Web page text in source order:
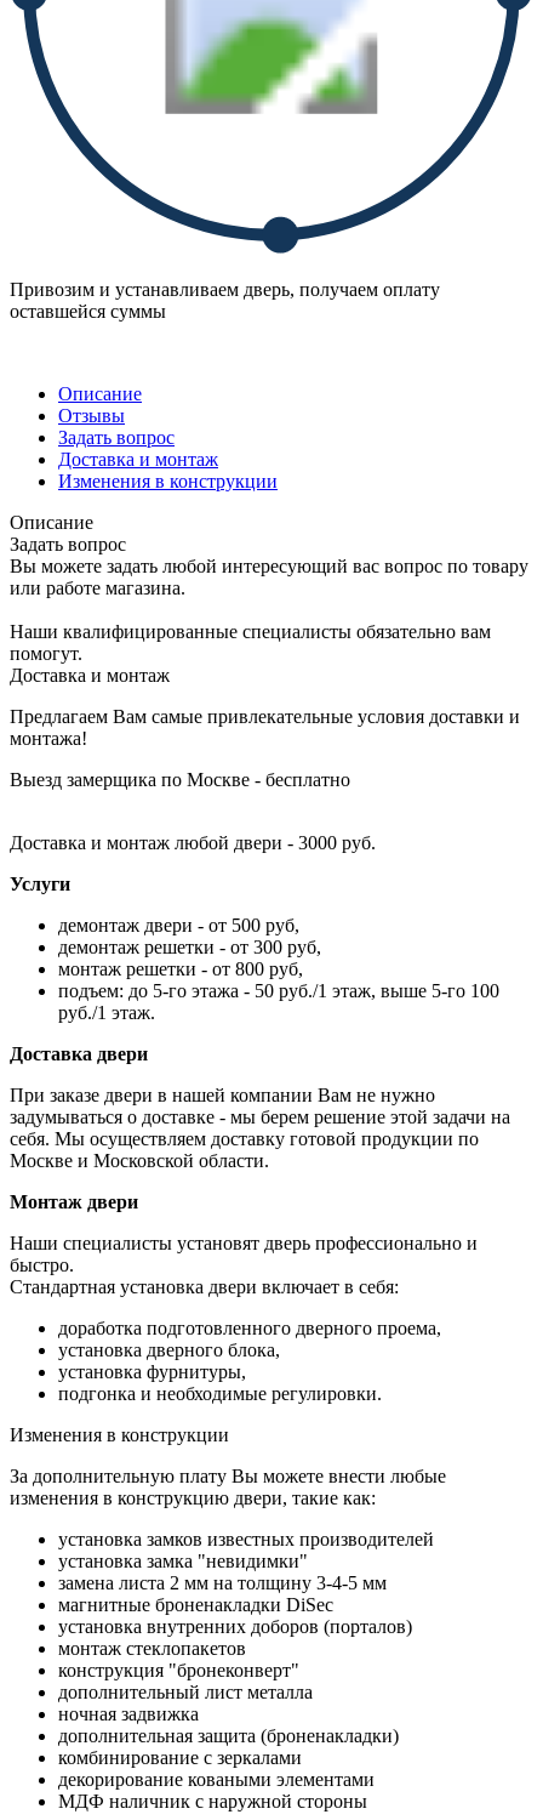
Привозим и устанавливаем дверь, получаем оплату
оставшейся суммы
Описание
Отзывы
Задать вопрос
Доставка и монтаж
Изменения в конструкции
Описание
Задать вопрос
Вы можете задать любой интересующий вас вопрос по товару
или работе магазина.
Наши квалифицированные специалисты обязательно вам
помогут.
Доставка и монтаж
Предлагаем Вам самые привлекательные условия доставки и
монтажа!
Выезд замерщика по Москве - бесплатно
Доставка и монтаж любой двери - 3000 руб.
Услуги
демонтаж двери - от 500 руб,
демонтаж решетки - от 300 руб,
монтаж решетки - от 800 руб,
подъем: до 5-го этажа - 50 руб./1 этаж, выше 5-го 100
руб./1 этаж.
Доставка двери
При заказе двери в нашей компании Вам не нужно
задумываться о доставке - мы берем решение этой задачи на
себя. Мы осуществляем доставку готовой продукции по
Москве и Московской области.
Монтаж двери
Наши специалисты установят дверь профессионально и
быстро.
Стандартная установка двери включает в себя:
доработка подготовленного дверного проема,
установка дверного блока,
установка фурнитуры,
подгонка и необходимые регулировки.
Изменения в конструкции
За дополнительную плату Вы можете внести любые
изменения в конструкцию двери, такие как:
установка замков известных производителей
установка замка "невидимки"
замена листа 2 мм на толщину 3-4-5 мм
магнитные броненакладки DiSec
установка внутренних доборов (порталов)
монтаж стеклопакетов
конструкция "бронеконверт"
дополнительный лист металла
ночная задвижка
дополнительная защита (броненакладки)
комбинирование с зеркалами
декорирование коваными элементами
МДФ наличник с наружной стороны